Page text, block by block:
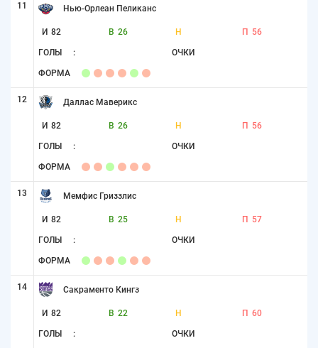
11 Нью-Орлеан Пеликанс
И 82 В 26 Н П 56
ГОЛЫ : ОЧКИ
ФОРМА
12 Даллас Маверикс
И 82 В 26 Н П 56
ГОЛЫ : ОЧКИ
ФОРМА
13 Мемфис Гриззлис
И 82 В 25 Н П 57
ГОЛЫ : ОЧКИ
ФОРМА
14 Сакраменто Кингз
И 82 В 22 Н П 60
ГОЛЫ : ОЧКИ